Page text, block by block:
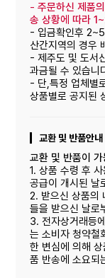
-주문하신 제품
송 상황에 따라
- 입금확인후
산간지역의 경우
- 제주도 및 도서
과금될 수 있습니
- 단,특정 업체별
상품별로 공지된
교환 및 반품안내
교환 및 반품이
1. 상품 수령 후
공급이 개시된 날
2. 받으신 상품의
들을 받으신 날로
3. 전자상거래등
는 소비자 청약철
한 변심에 의해
품 반송에 소요되